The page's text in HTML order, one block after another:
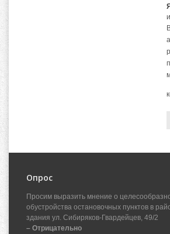
Опрос
Просим выразить мнение о
обустройства остановочных пунктов в
здания ул. Сибиряков-Гвардейцев, 49/2
– Отрицательно